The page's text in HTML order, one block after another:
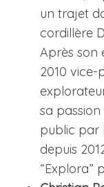
un trajet
cordillère
Après son
2010 vice-
sa
public par
depuis
“Explora”